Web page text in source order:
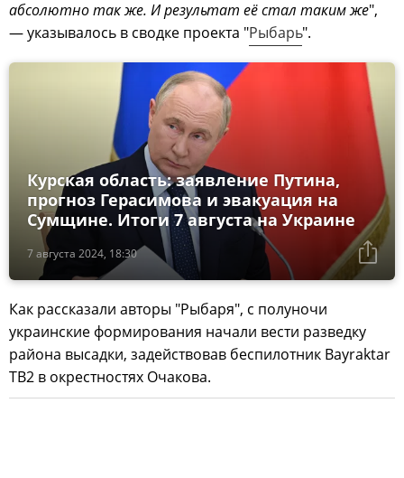
абсолютно так же. И результат её стал таким же",
— указывалось в сводке проекта "Рыбарь".
7 августа 2024, 18:30
Курская область: заявление Путина,
прогноз Герасимова и эвакуация на
Сумщине. Итоги 7 августа на Украине
Как рассказали авторы "Рыбаря", с полуночи
украинские формирования начали вести разведку
района высадки, задействовав беспилотник Bayraktar
TB2 в окрестностях Очакова.